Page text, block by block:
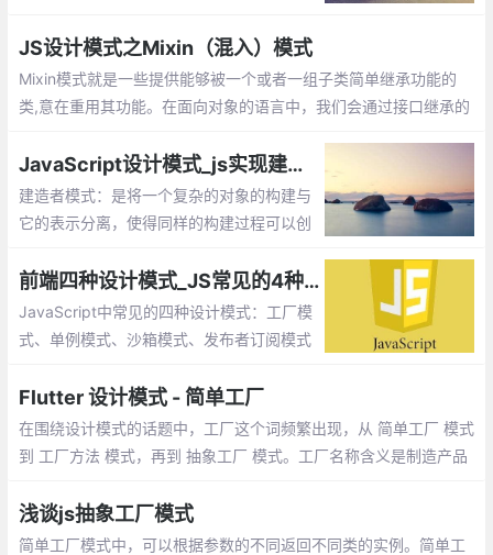
创建一个独立的person的对象，会造成代码
臃肿的情况。
JS设计模式之Mixin（混入）模式
Mixin模式就是一些提供能够被一个或者一组子类简单继承功能的
类,意在重用其功能。在面向对象的语言中，我们会通过接口继承的
JavaScript设计模式_js实现建造者模式
建造者模式：是将一个复杂的对象的构建与
它的表示分离，使得同样的构建过程可以创
个类的模式，而建造者模式则是将各种产品
集中起来进行管理，用来创建复合对象
前端四种设计模式_JS常见的4种模式
JavaScript中常见的四种设计模式：工厂模
式、单例模式、沙箱模式、发布者订阅模式
Flutter 设计模式 - 简单工厂
在围绕设计模式的话题中，工厂这个词频繁出现，从 简单工厂 模式
到 工厂方法 模式，再到 抽象工厂 模式。工厂名称含义是制造产品
建型模式
浅谈js抽象工厂模式
简单工厂模式中，可以根据参数的不同返回不同类的实例。简单工